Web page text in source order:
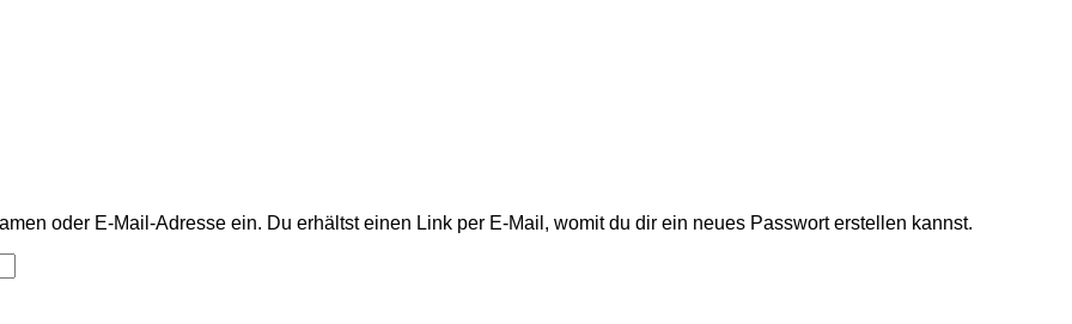
oder E-Mail-Adresse ein. Du erhältst einen Link per E-Mail, womit du dir ein neues Passwort erstellen kannst.